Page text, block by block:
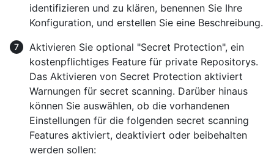
identifizieren und zu klären, benennen Sie Ihre
Konfiguration, und erstellen Sie eine Beschreibung.
Aktivieren Sie optional "Secret Protection", ein
kostenpflichtiges Feature für private Repositorys.
Das Aktivieren von Secret Protection aktiviert
Warnungen für secret scanning. Darüber hinaus
können Sie auswählen, ob die vorhandenen
Einstellungen für die folgenden secret scanning
Features aktiviert, deaktiviert oder beibehalten
werden sollen: